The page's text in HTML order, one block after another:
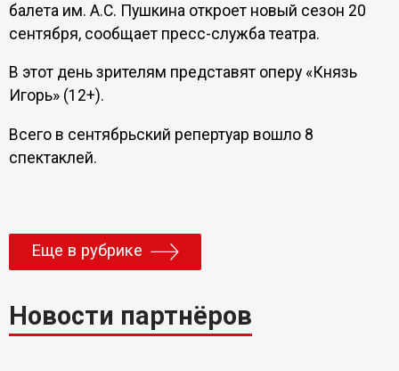
балета им. А.С. Пушкина откроет новый сезон 20
сентября, сообщает пресс-служба театра.
В этот день зрителям представят оперу «Князь
Игорь» (12+).
Всего в сентябрьский репертуар вошло 8
спектаклей.
Еще в рубрике
Новости партнёров